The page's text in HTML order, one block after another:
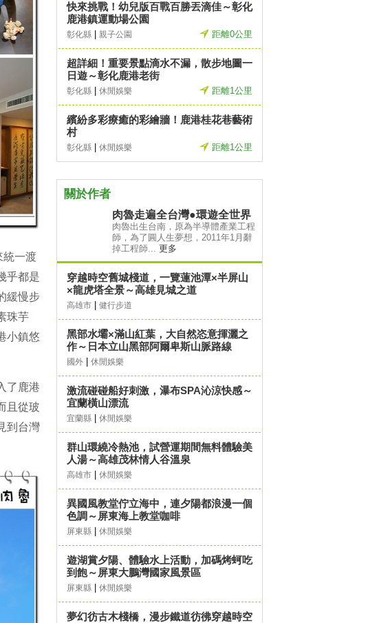
統一渡
乎都是
緩慢步
珠芋
小鎮悠
了鹿港
且從玻
到台灣
快來挑戰！幼兒版百戰百勝丟滴佳～彰化
鹿港鎮運動場公園
彰化縣 親子公園 距離0公里
超詳細！重要景點滴水不漏，散步地圖一
日遊～彰化鹿港老街
彰化縣 休閒娛樂 距離1公里
繽紛多彩療癒的彩繪牆！鹿港桂花巷藝術
村
彰化縣 休閒娛樂 距離1公里
關於作者
肉魯走遍全台灣●環遊全世界
肉魯出生台南，原為半導體產業工程
師，為了圓人生夢想，2011年1月辭
掉工程師... 更多
穿越時空舊城棧道，一覽蓮池潭×半屏山
×龍虎塔全景～高雄見城之道
高雄市 健行步道
黑部水壩×滿山紅葉，大自然恣意揮灑之
作～日本立山黑部阿爾卑斯山脈路線
國外 休閒娛樂
激流碰碰船好刺激，瀑布SPA沁涼快感～
宜蘭橫山漂流
宜蘭縣 休閒娛樂
群山環繞冷熱池，試營運期間無料體驗美
人湯～高雄茂林情人谷溫泉
高雄市 休閒娛樂
異國風教堂佇立海中，連夕陽都浪漫一個
色調～屏東海上教堂咖啡
屏東縣 休閒娛樂
遊湖賞夕陽、體驗水上活動，加碼烤蚵吃
到飽～屏東大鵬灣國家風景區
屏東縣 休閒娛樂
夢幻彷古木棧橋，漫步鐵道彷彿穿越時空